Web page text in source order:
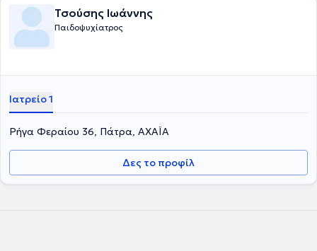
Τσούσης Ιωάννης
Παιδοψυχίατρος
Ιατρείο 1
Ρήγα Φεραίου 36, Πάτρα, ΑΧΑΪΑ
Δες το προφίλ